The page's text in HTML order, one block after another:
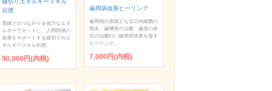
縁切りエネルギースキル
伝授
悪縁とのつながりを強力なエネ
ルギーでカットし、人間関係の
改善をサポートする縁切りのエ
ネルギースキル伝授。
90,000円(内税)
歯周病改善ヒーリング
歯周病の原因となる口内細菌の
除去、歯槽骨の治癒、歯茎の炎
症の治癒行い歯周病改善を促す
ヒーリング。
7,000円(内税)